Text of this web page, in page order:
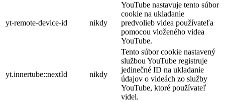
yt-remote-device-id nikdy
YouTube nastavuje tento súbor
cookie na ukladanie
predvolieb videa používateľa
pomocou vloženého videa
YouTube.
yt.innertube::nextId nikdy
Tento súbor cookie nastavený
službou YouTube registruje
jedinečné ID na ukladanie
údajov o videách zo služby
YouTube, ktoré používateľ
videl.